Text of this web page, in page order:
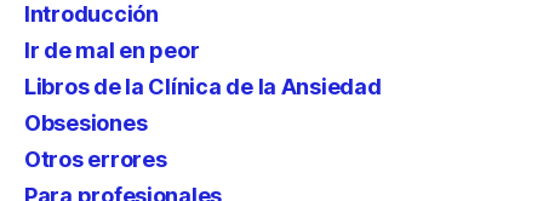
Introducción
Ir de mal en peor
Libros de la Clínica de la Ansiedad
Obsesiones
Otros errores
Para profesionales